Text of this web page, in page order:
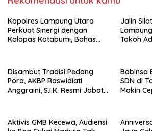
Kapolres Lampung Utara
Perkuat Sinergi dengan
Kalapas Kotabumi, Bahas
Jalin
Tokoh
Disambut Tradisi Pedang
Pora, AKBP Raswidiati
Anggraini, S.I.K. Resmi Jabat
Babinsa
SDN di
Makin
Aktivis GMB Kecewa, Audiensi